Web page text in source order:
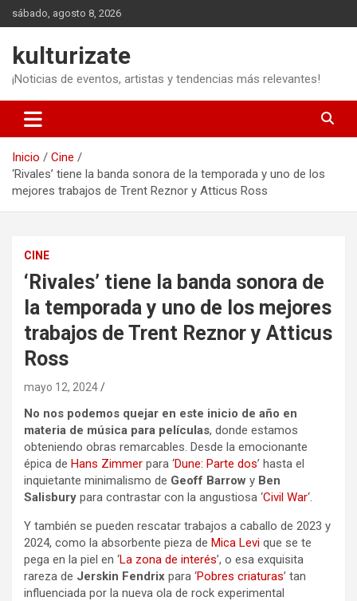
Saltar
al
sábado, agosto 8, 2026
kulturizate
¡Noticias de eventos, artistas y tendencias más relevantes!
Inicio
Cine
‘Rivales’ tiene la banda sonora de la temporada y uno de los
mejores trabajos de Trent Reznor y Atticus Ross
CINE
‘Rivales’ tiene la banda sonora de
la temporada y uno de los mejores
trabajos de Trent Reznor y Atticus
Ross
mayo 12, 2024
No nos podemos quejar en este inicio de año en
materia de música para películas, donde estamos
obteniendo obras remarcables. Desde la emocionante
épica de Hans Zimmer para ‘Dune: Parte dos’ hasta el
inquietante minimalismo de Geoff Barrow y Ben
Salisbury para contrastar con la angustiosa ‘Civil War‘.
Y también se pueden rescatar trabajos a caballo de 2023 y
2024, como la absorbente pieza de Mica Levi que se te
pega en la piel en ‘La zona de interés’, o esa exquisita
rareza de Jerskin Fendrix para ‘Pobres criaturas’ tan
influenciada por la nueva ola de rock experimental